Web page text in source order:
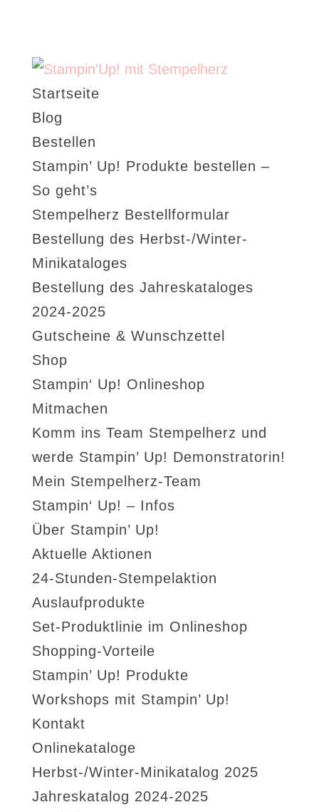
Startseite
Blog
Bestellen
Stampin’ Up! Produkte bestellen –
So geht’s
Stempelherz Bestellformular
Bestellung des Herbst-/Winter-
Minikataloges
Bestellung des Jahreskataloges
2024-2025
Gutscheine & Wunschzettel
Shop
Stampin‘ Up! Onlineshop
Mitmachen
Komm ins Team Stempelherz und
werde Stampin’ Up! Demonstratorin!
Mein Stempelherz-Team
Stampin‘ Up! – Infos
Über Stampin’ Up!
Aktuelle Aktionen
24-Stunden-Stempelaktion
Auslaufprodukte
Set-Produktlinie im Onlineshop
Shopping-Vorteile
Stampin’ Up! Produkte
Workshops mit Stampin’ Up!
Kontakt
Onlinekataloge
Herbst-/Winter-Minikatalog 2025
Jahreskatalog 2024-2025